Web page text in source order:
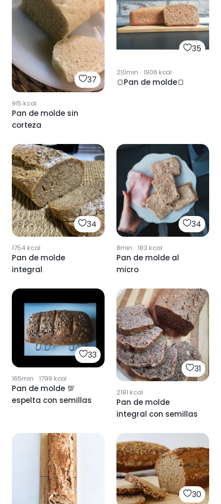
37
915 kcal
Pan de molde sin
corteza
35
210min · 1906 kcal
🍞Pan de molde🍞
34
1754 kcal
Pan de molde
integral
34
8min · 183 kcal
Pan de molde al
micro
33
165min · 1799 kcal
Pan de molde 💯
espelta con semillas
31
2181 kcal
Pan de molde
integral con semillas
30